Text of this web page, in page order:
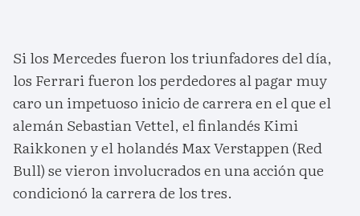
Si los Mercedes fueron los triunfadores del día,
los Ferrari fueron los perdedores al pagar muy
caro un impetuoso inicio de carrera en el que el
alemán Sebastian Vettel, el finlandés Kimi
Raikkonen y el holandés Max Verstappen (Red
Bull) se vieron involucrados en una acción que
condicionó la carrera de los tres.